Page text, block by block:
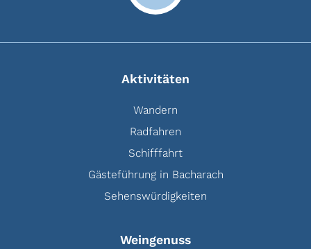
Aktivitäten
Wandern
Radfahren
Schifffahrt
Gästeführung in Bacharach
Sehenswürdigkeiten
Weingenuss